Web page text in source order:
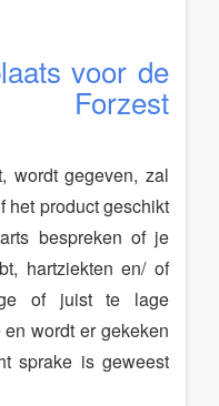
voor de
Forzest
wordt gegeven, zal
het product geschikt
bespreken of je
hartziekten en/ of
of juist te lage
wordt er gekeken
sprake is geweest